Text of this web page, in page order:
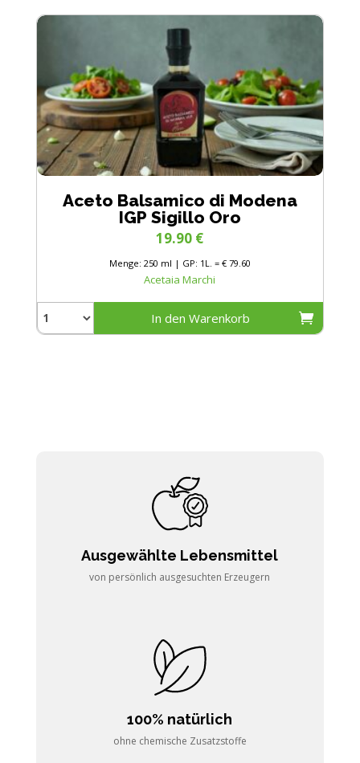
Aceto Balsamico di Modena
IGP Sigillo Oro
Acetaia Marchi
Menge: 250 ml | GP: 1L. = € 79.60
19.90 €
In den Warenkorb
Ausgewählte Lebensmittel
von persönlich ausgesuchten Erzeugern
100% natürlich
ohne chemische Zusatzstoffe